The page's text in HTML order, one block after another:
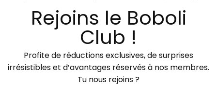
Rejoins le Boboli
Club !
Profite de réductions exclusives, de surprises
irrésistibles et d’avantages réservés à nos membres.
Tu nous rejoins ?